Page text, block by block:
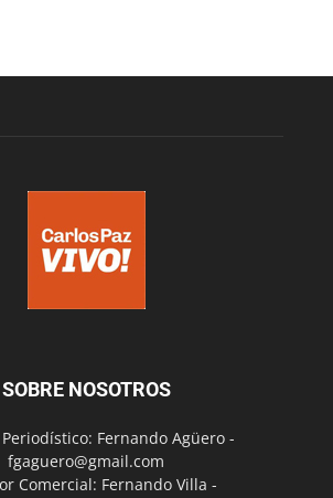
SOBRE NOSOTROS
Fernando Agüero -
fgaguero@gmail.com
Comercial: Fernando Villa -